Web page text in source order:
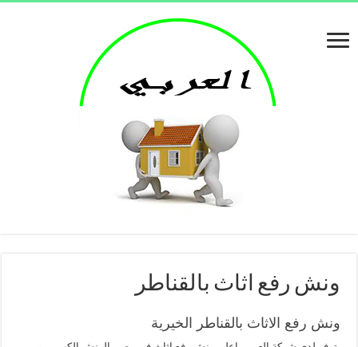
ونش رفع اثاث بالقناطر
ونش رفع الاثاث بالقناطر الخيرية